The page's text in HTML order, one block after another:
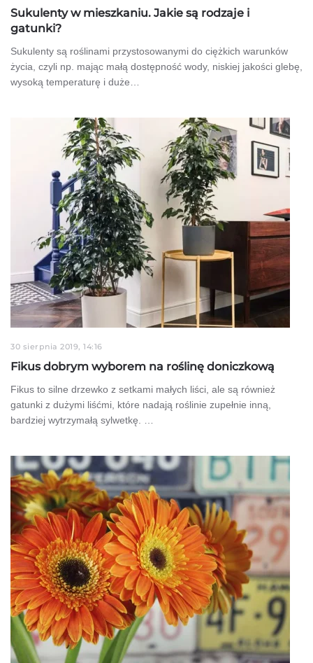
Sukulenty w mieszkaniu. Jakie są rodzaje i
gatunki?
Sukulenty są roślinami przystosowanymi do ciężkich warunków
życia, czyli np. mając małą dostępność wody, niskiej jakości glebę,
wysoką temperaturę i duże…
30 sierpnia 2019, 14:16
Fikus dobrym wyborem na roślinę doniczkową
Fikus to silne drzewko z setkami małych liści, ale są również
gatunki z dużymi liśćmi, które nadają roślinie zupełnie inną,
bardziej wytrzymałą sylwetkę. …